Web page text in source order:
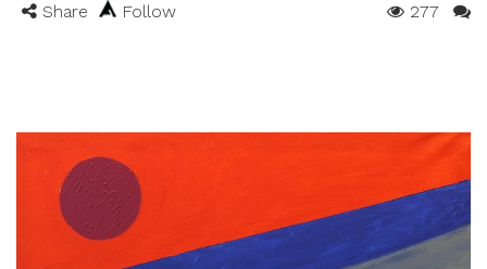
Share Follow 277